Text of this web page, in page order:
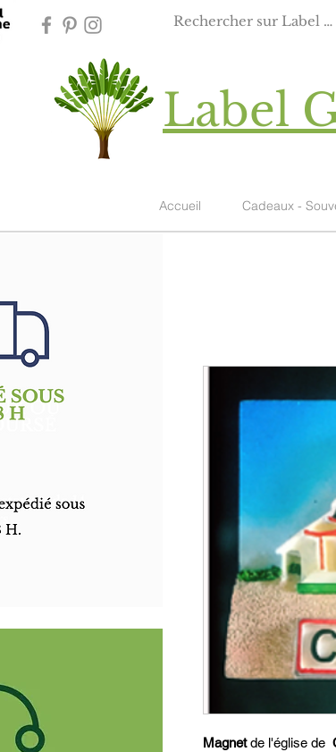
Label
Accueil Cadeaux -
Magnetde l'église de